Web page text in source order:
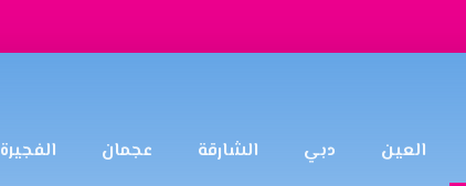
العين دبي الشارقة عجمان الفجيرة